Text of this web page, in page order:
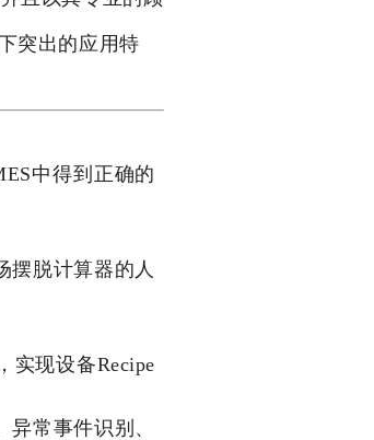
突出的应用特
中得到正确的
摆脱计算器的人
实现设备Recipe
常事件识别、